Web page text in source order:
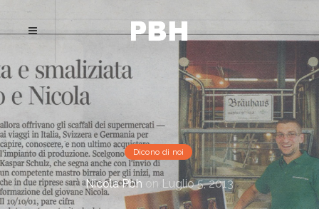
Dicono di noi
Nicola Pbh on Luglio 5, 2013